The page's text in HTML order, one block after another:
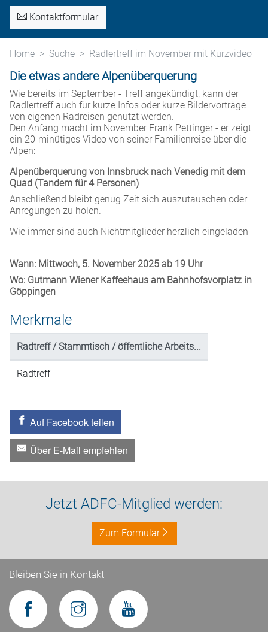
Kontaktformular
Home Suche Radlertreff im November mit Kurzvideo
Die etwas andere Alpenüberquerung
Wie bereits im September - Treff angekündigt, kann der
Radlertreff auch für kurze Infos oder kurze Bildervorträge
von eigenen Radreisen genutzt werden.
Den Anfang macht im November Frank Pettinger - er zeigt
ein 20-minütiges Video von seiner Familienreise über die
Alpen:
Alpenüberquerung von Innsbruck nach Venedig mit dem
Quad (Tandem für 4 Personen)
Anschließend bleibt genug Zeit sich auszutauschen oder
Anregungen zu holen.
Wie immer sind auch Nichtmitglieder herzlich eingeladen
Wann: Mittwoch, 5. November 2025 ab 19 Uhr
Wo: Gutmann Wiener Kaffeehaus am Bahnhofsvorplatz in
Göppingen
Merkmale
Radtreff / Stammtisch / öffentliche Arbeits...
Radtreff
Auf Facebook teilen
Über E-Mail empfehlen
Jetzt ADFC-Mitglied werden:
Zum Formular
Bleiben Sie in Kontakt